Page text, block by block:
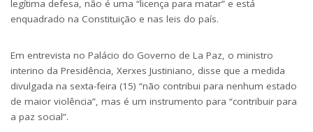
legítima defesa, não é uma “licença para matar” e está
enquadrado na Constituição e nas leis do país.
Em entrevista no Palácio do Governo de La Paz, o ministro
interino da Presidência, Xerxes Justiniano, disse que a medida
divulgada na sexta-feira (15) “não contribui para nenhum estado
de maior violência”, mas é um instrumento para “contribuir para
a paz social”.